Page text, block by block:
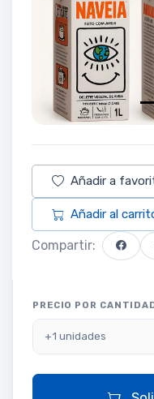
Añadir a
Añadir al
Compartir:
PRECIO POR
+1 unidades